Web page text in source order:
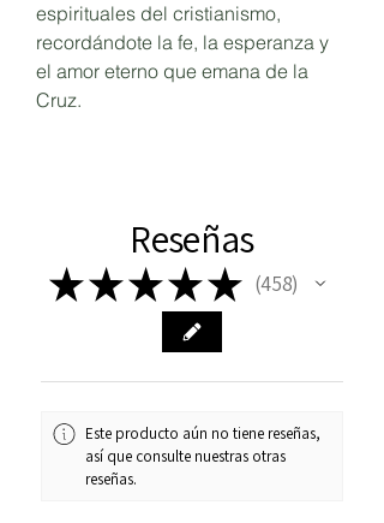
espirituales del cristianismo,
recordándote la fe, la esperanza y
el amor eterno que emana de la
Cruz.
Reseñas
★★★★★ 458
458
Este producto aún no tiene reseñas,
así que consulte nuestras otras
reseñas.